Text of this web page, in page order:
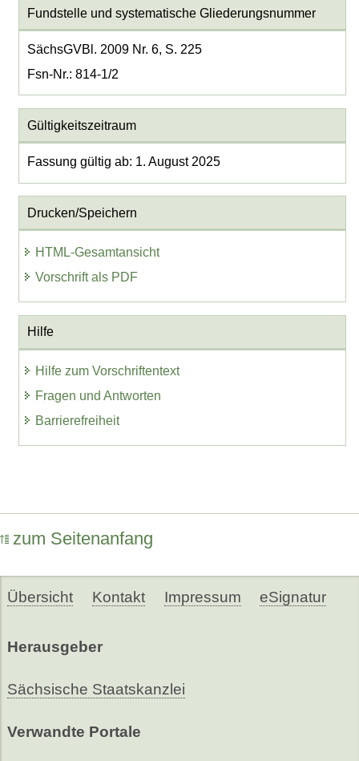
Fundstelle und systematische Gliederungsnummer
SächsGVBl. 2009 Nr. 6, S. 225
Fsn-Nr.: 814-1/2
Gültigkeitszeitraum
Fassung gültig ab: 1. August 2025
Drucken/Speichern
HTML-Gesamtansicht
Vorschrift als PDF
Hilfe
Hilfe zum Vorschriftentext
Fragen und Antworten
Barrierefreiheit
zum Seitenanfang
Übersicht Kontakt Impressum eSignatur
Herausgeber
Sächsische Staatskanzlei
Verwandte Portale